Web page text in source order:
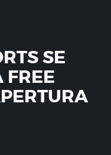
SE
FREE